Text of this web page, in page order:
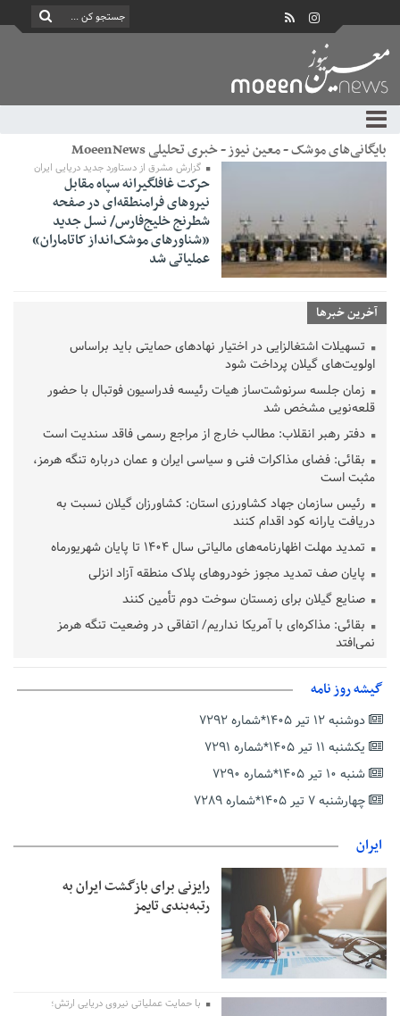
بایگانی‌های موشک - معین نیوز - خبری تحلیلی MoeenNews
گزارش مشرق از دستاورد جدید دریایی ایران
حرکت غافلگیرانه سپاه مقابل
نیروهای فرامنطقه‌ای در صفحه
شطرنج خلیج‌فارس/ نسل جدید
«شناورهای موشک‌انداز کاتاماران»
عملیاتی شد
آخرین خبرها
تسهیلات اشتغالزایی در اختیار نهادهای حمایتی باید براساس
اولویت‌های گیلان پرداخت شود
زمان جلسه سرنوشت‌ساز هیات رئیسه فدراسیون فوتبال با حضور
قلعه‌نویی مشخص شد
دفتر رهبر انقلاب: مطالب خارج از مراجع رسمی فاقد سندیت است
بقائی: فضای مذاکرات فنی و سیاسی ایران و عمان درباره تنگه هرمز،
مثبت است
رئیس سازمان جهاد کشاورزی استان: کشاورزان گیلان نسبت به
دریافت یارانه کود اقدام کنند
تمدید مهلت اظهارنامه‌های مالیاتی سال ۱۴۰۴ تا پایان شهریورماه
پایان صف تمدید مجوز خودروهای پلاک منطقه آزاد انزلی
صنایع گیلان برای زمستان سوخت دوم تأمین کنند
بقائی: مذاکره‌ای با آمریکا نداریم/ اتفاقی در وضعیت تنگه هرمز
نمی‌افتد
نایب رئیس هیات مرکزی نظارت بر انتخابات شوراها: انتخابات در
پاییز برگزار می‌شود
خسرو سینایی، «فیلمسازی یک حرفه نیست، یک نوع زندگیست»
ترقی: سیاست خارجی پس از جنگ نیازمند بازنگری است
خدمات درمانی
مهاجرانی: کشور با همبستگی ملی از دشواری‌های جنگ گذر کرد
گیشه روز نامه
دوشنبه ۱۲ تیر ۱۴۰۵*شماره ۷۲۹۲
یکشنبه ۱۱ تیر ۱۴۰۵*شماره ۷۲۹۱
شنبه ۱۰ تیر ۱۴۰۵*شماره ۷۲۹۰
چهارشنبه ۷ تیر ۱۴۰۵*شماره ۷۲۸۹
ایران
رایزنی برای بازگشت ایران به
رتبه‌بندی تایمز
با حمایت عملیاتی نیروی دریایی ارتش؛